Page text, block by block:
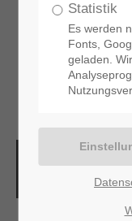
03
Statistik
Es werden
Fonts,
geladen.